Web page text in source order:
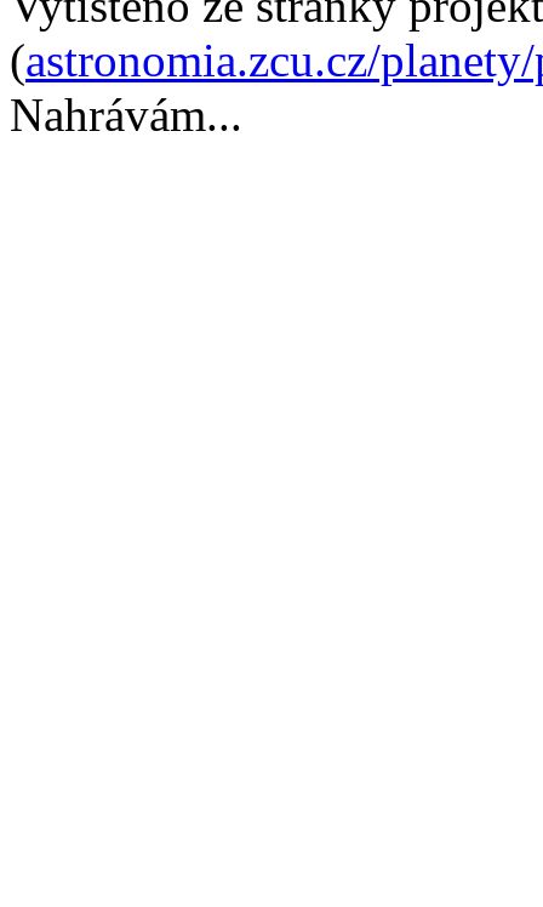
(astronomia.zcu.cz/
Nahrávám...